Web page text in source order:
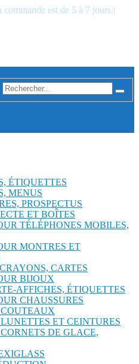
est de 5 à 7 jours.|
ÉTIQUETTES
MENUS
PROSPECTUS
ET BOÎTES
TÉLÉPHONES MOBILES,
MONTRES ET
CARTES
BIJOUX
AFFICHES, ÉTIQUETTES
CHAUSSURES
ET CEINTURES
DE GLACE,